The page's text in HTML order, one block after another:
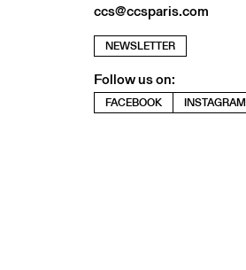
ccs@ccsparis.com
NEWSLETTER
Follow us on:
FACEBOOK INSTAGRAM